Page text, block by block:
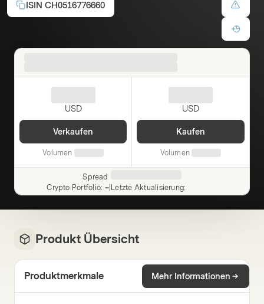
ISIN CH0516776660
USD
Verkaufen
Volumen
USD
Kaufen
Volumen
Spread
Crypto Portfolio: –| Letzte Aktualisierung:
Produkt Übersicht
Produktmerkmale Mehr Informationen